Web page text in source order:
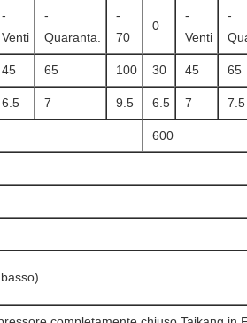
-
Venti
-
Quaranta.
-
70
0
-
Venti
-
45 65 100 30 45 65
6.5 7 9.5 6.5 7 7.5
600